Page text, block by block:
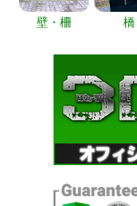
壁・柵 橋